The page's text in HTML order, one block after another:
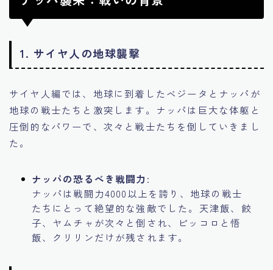
1. サイヤ人の地球襲撃
サイヤ人編では、地球に到着したベジータとナッパが
地球の戦士たちと激突します。ナッパは巨大な体躯と
圧倒的なパワーで、次々と戦士たちを倒していきまし
た。
ナッパの恐るべき戦闘力 :
ナッパは戦闘力4000以上を誇り、地球の戦士
たちにとって絶望的な強敵でした。天津飯、餃
子、ヤムチャが次々と倒され、ピッコロと悟
飯、クリリンだけが残されます。